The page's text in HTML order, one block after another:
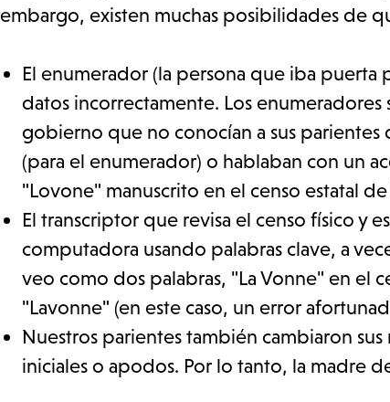
embargo, existen muchas posibilidades de
El enumerador (la persona que iba puerta
datos incorrectamente. Los
gobierno que no conocían a sus parientes
(para el enumerador) o hablaban con un
"Lovone" manuscrito en el censo estatal
El transcriptor que revisa el censo físico y
computadora usando palabras clave, a
veo como dos palabras, "La Vonne" en el
"Lavonne" (en este caso, un error
Nuestros parientes también cambiaron
iniciales o apodos. Por lo tanto, la madre